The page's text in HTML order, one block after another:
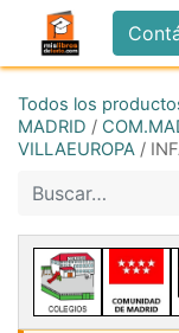
Todos los
MADRID /
VILLAEUROPA /